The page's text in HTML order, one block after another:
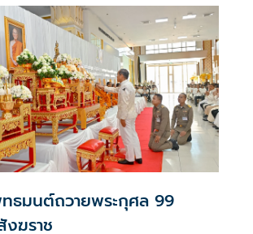
ธมนต์ถวายพระกุศล 99
งฆราช